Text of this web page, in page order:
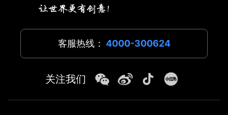
客服热线： 4000-300624
关注我们